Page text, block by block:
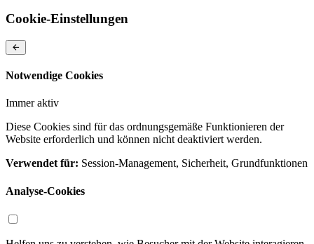
Cookie-Einstellungen
Notwendige Cookies
Immer aktiv
Diese Cookies sind für das ordnungsgemäße Funktionieren der
Website erforderlich und können nicht deaktiviert werden.
Verwendet für: Session-Management, Sicherheit, Grundfunktionen
Analyse-Cookies